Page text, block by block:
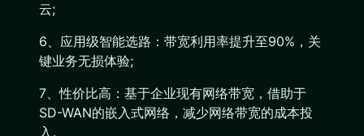
云;
6、应用级智能选路：带宽利用率提升至90%，关
键业务无损体验;
7、性价比高：基于企业现有网络带宽，借助于
SD-WAN的嵌入式网络，减少网络带宽的成本投
入。